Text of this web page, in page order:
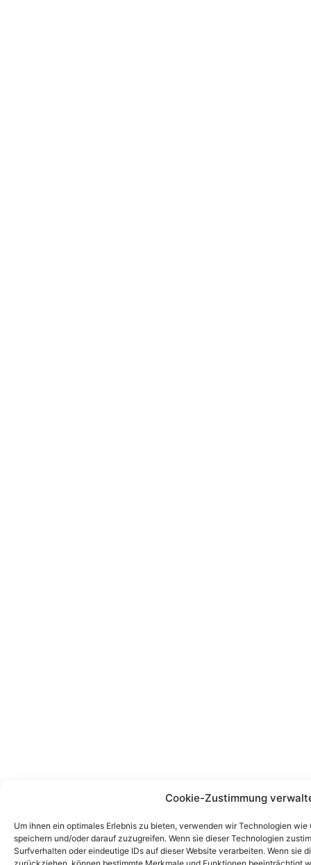
Cookie-Zustimmung
Um ihnen ein optimales Erlebnis zu bieten, verwenden wir Technologien
speichern und/oder darauf zuzugreifen. Wenn sie dieser Technologien
Surfverhalten oder eindeutige IDs auf dieser Website verarbeiten. Wenn sie